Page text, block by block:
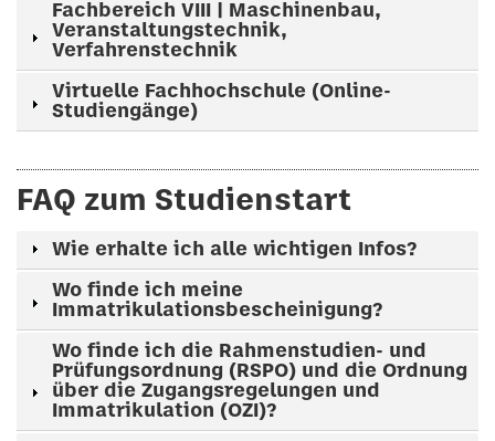
Fachbereich VIII | Maschinenbau,
Veranstaltungstechnik,
Verfahrenstechnik
Virtuelle Fachhochschule (Online-
Studiengänge)
FAQ zum Studienstart
Wie erhalte ich alle wichtigen Infos?
Wo finde ich meine
Immatrikulationsbescheinigung?
Wo finde ich die Rahmenstudien- und
Prüfungsordnung (RSPO) und die Ordnung
über die Zugangsregelungen und
Immatrikulation (OZI)?